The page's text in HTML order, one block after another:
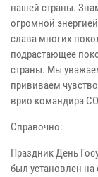
нашей страны.
огромной
слава многих
подрастающее
страны. Мы
прививаем
врио командира
Справочно:
Праздник День
был установлен на